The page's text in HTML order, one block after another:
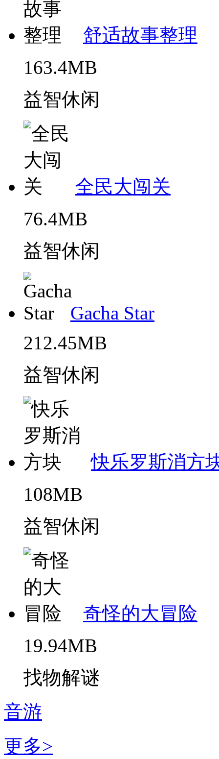
舒适故事整理
163.4MB
益智休闲
全民大闯关
76.4MB
益智休闲
Gacha Star
212.45MB
益智休闲
快乐罗斯消方
108MB
益智休闲
奇怪的大冒险
19.94MB
找物解谜
音游
更多>